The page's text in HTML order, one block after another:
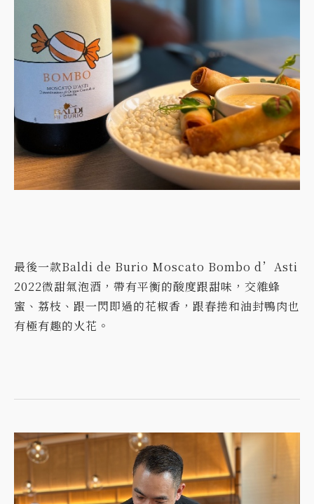
最後一款Baldi de Burio Moscato Bombo d’Asti
2022微甜氣泡酒，帶有平衡的酸度跟甜味，交雜蜂
蜜、荔枝、跟一閃即過的花椒香，跟春捲和油封鴨肉也
有極有趣的火花。